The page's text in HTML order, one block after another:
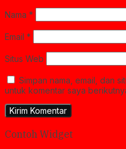
Nama *
Email *
Situs Web
Simpan nama, email, dan
untuk komentar saya
Contoh Widget